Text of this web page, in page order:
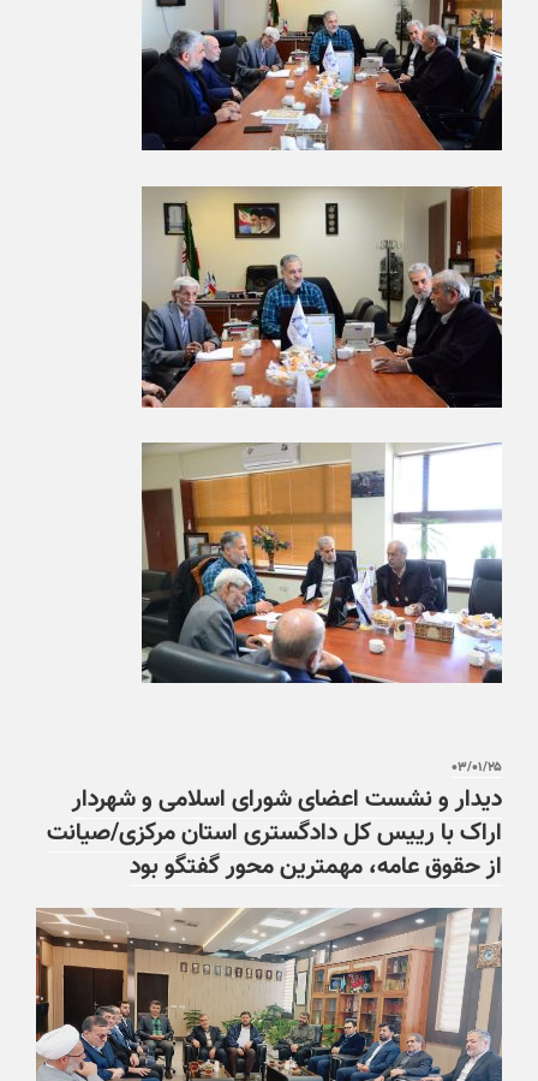
۰۳/۰۱/۲۵
دیدار و نشست اعضای شورای اسلامی و شهردار
اراک با رییس کل دادگستری استان مرکزی/صیانت
از حقوق عامه، مهمترین محور گفتگو بود